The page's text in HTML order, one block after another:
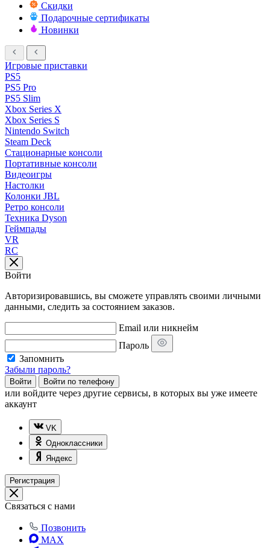
Скидки
Подарочные сертификаты
Новинки
Игровые приставки
PS5
PS5 Pro
PS5 Slim
Xbox Series X
Xbox Series S
Nintendo Switch
Steam Deck
Стационарные консоли
Портативные консоли
Видеоигры
Настолки
Колонки JBL
Ретро консоли
Техника Dyson
Геймпады
VR
RC
Войти
Авторизировавшись, вы сможете управлять своими личными
данными, следить за состоянием заказов.
Email или никнейм
Пароль
Запомнить
Забыли пароль?
Войти Войти по телефону
или войдите через другие сервисы, в которых вы уже имеете
аккаунт
VK
Одноклассники
Яндекс
Регистрация
Связаться с нами
Позвонить
MAX